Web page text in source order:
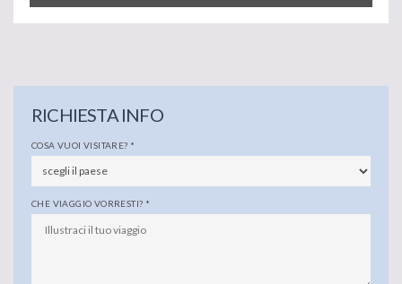
RICHIESTA INFO
COSA VUOI VISITARE? *
CHE VIAGGIO VORRESTI? *